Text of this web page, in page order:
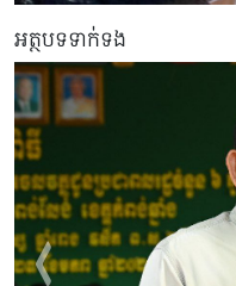
អត្ថបទទាក់ទង